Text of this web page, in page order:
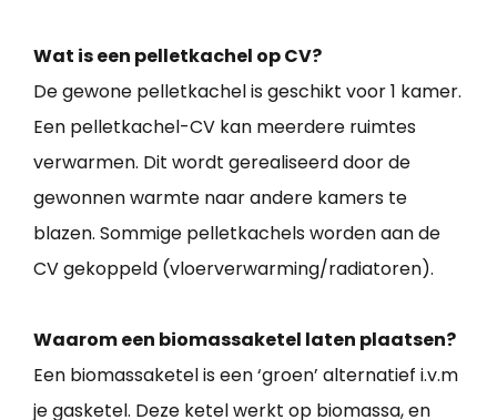
Wat is een pelletkachel op CV?
De gewone pelletkachel is geschikt voor 1 kamer.
Een pelletkachel-CV kan meerdere ruimtes
verwarmen. Dit wordt gerealiseerd door de
gewonnen warmte naar andere kamers te
blazen. Sommige pelletkachels worden aan de
CV gekoppeld (vloerverwarming/radiatoren).
Waarom een biomassaketel laten plaatsen?
Een biomassaketel is een ‘groen’ alternatief i.v.m
je gasketel. Deze ketel werkt op biomassa, en